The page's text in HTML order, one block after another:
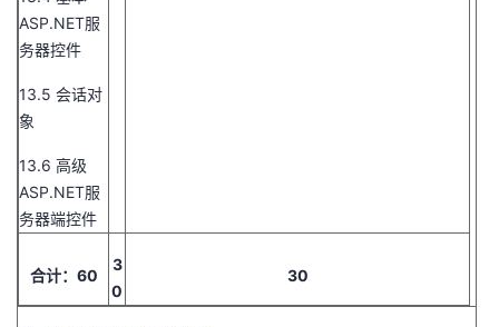
ASP.NET服
务器控件
13.5 会话对
象
13.6 高级
ASP.NET服
务器端控件
合计：60
3
0
30